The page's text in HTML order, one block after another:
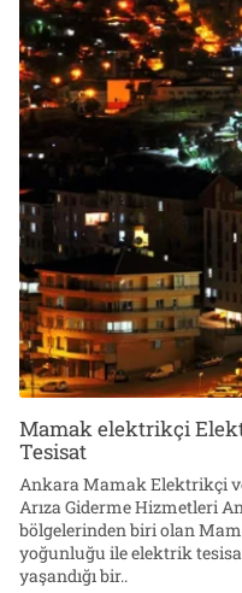
Mamak elektrikçi
Tesisat
Ankara Mamak Elektrikçi
Arıza Giderme Hizmetleri
bölgelerinden biri olan
yoğunluğu ile elektrik
yaşandığı bir..